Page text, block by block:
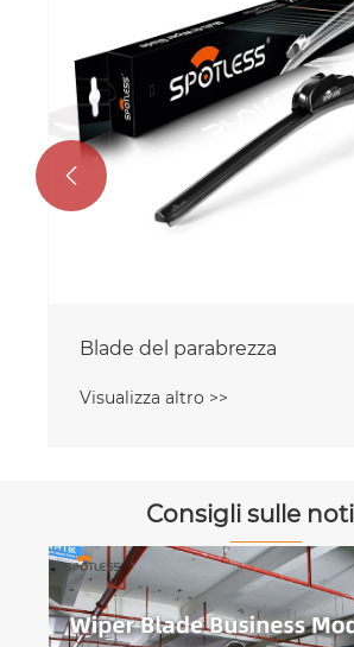
Blade del parabrezza
Visualizza altro >>

Consigli sulle